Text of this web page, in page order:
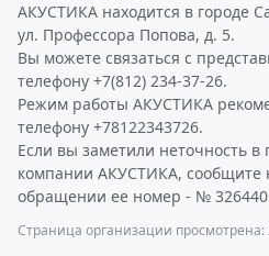
АКУСТИКА находится в городе
ул. Профессора Попова, д. 5.
Вы можете связаться с
телефону +7(812) 234-37-26.
Режим работы АКУСТИКА
телефону +78122343726.
Если вы заметили неточность
компании АКУСТИКА, сообщите
обращении ее номер - №
Страница организации просмотрена: